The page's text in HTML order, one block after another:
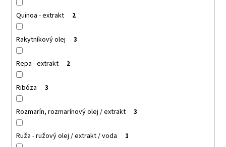
Quinoa - extrakt 2
Rakytníkový olej 3
Repa - extrakt 2
Ribóza 3
Rozmarín, rozmarínový olej / extrakt 3
Ruža - ružový olej / extrakt / voda 1